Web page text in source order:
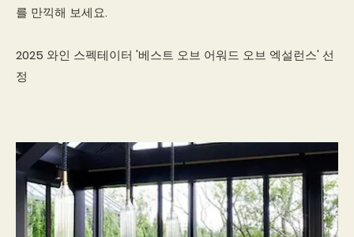
를 만끽해 보세요.
2025 와인 스펙테이터 '베스트 오브 어워드 오브 엑설런스' 선
정